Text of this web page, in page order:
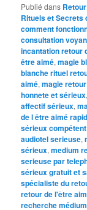
Publié dans
Rituels et Secrets
comment
consultation
incantation retour
être aimé,magie
blanche rituel
aimé,magie
honnete et sérieux
affectif sérieux,
de l être aimé
sérieux compétent
audiotel serieuse,
sérieux,medium
serieuse par
sérieux gratuit et
spécialiste du
retour de l'être
recherche